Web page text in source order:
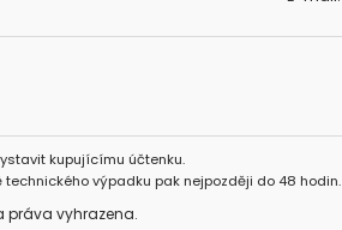
kupujícímu účtenku.
výpadku pak nejpozději do 48 hodin.
práva vyhrazena.